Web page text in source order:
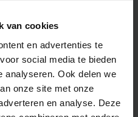
van cookies
en advertenties te
social media te bieden
analyseren. Ook delen we
onze site met onze
en analyse. Deze
systeem)
18mm